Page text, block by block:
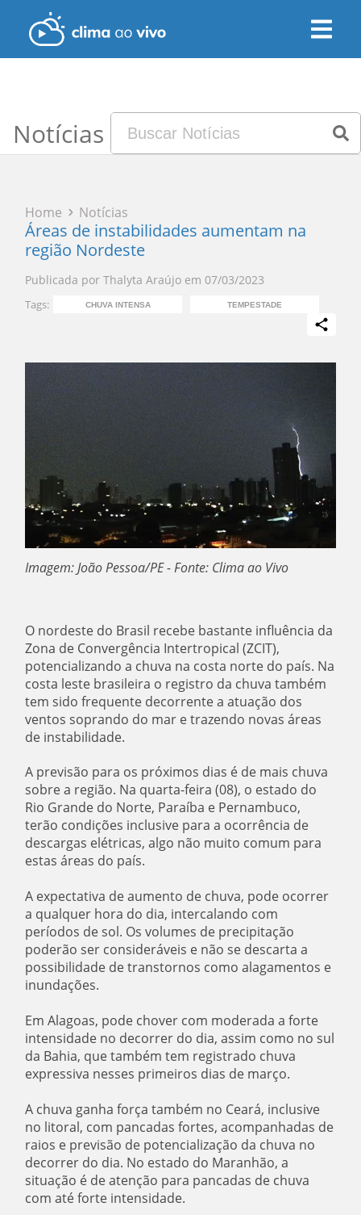
Notícias
Home Notícias
Áreas de instabilidades aumentam na
região Nordeste
Publicada por Thalyta Araújo em 07/03/2023
Tags: CHUVA INTENSA TEMPESTADE
Imagem: João Pessoa/PE - Fonte: Clima ao Vivo
O nordeste do Brasil recebe bastante influência da
Zona de Convergência Intertropical (ZCIT),
potencializando a chuva na costa norte do país. Na
costa leste brasileira o registro da chuva também
tem sido frequente decorrente a atuação dos
ventos soprando do mar e trazendo novas áreas
de instabilidade.
A previsão para os próximos dias é de mais chuva
sobre a região. Na quarta-feira (08), o estado do
Rio Grande do Norte, Paraíba e Pernambuco,
terão condições inclusive para a ocorrência de
descargas elétricas, algo não muito comum para
estas áreas do país.
A expectativa de aumento de chuva, pode ocorrer
a qualquer hora do dia, intercalando com
períodos de sol. Os volumes de precipitação
poderão ser consideráveis e não se descarta a
possibilidade de transtornos como alagamentos e
inundações.
Em Alagoas, pode chover com moderada a forte
intensidade no decorrer do dia, assim como no sul
da Bahia, que também tem registrado chuva
expressiva nesses primeiros dias de março.
A chuva ganha força também no Ceará, inclusive
no litoral, com pancadas fortes, acompanhadas de
raios e previsão de potencialização da chuva no
decorrer do dia. No estado do Maranhão, a
situação é de atenção para pancadas de chuva
com até forte intensidade.